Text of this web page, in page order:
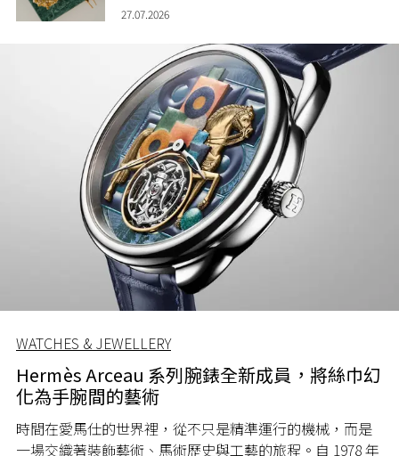
27.07.2026
WATCHES & JEWELLERY
Hermès Arceau 系列腕錶全新成員，將絲巾幻
化為手腕間的藝術
時間在愛馬仕的世界裡，從不只是精準運行的機械，而是
一場交織著裝飾藝術、馬術歷史與工藝的旅程。自 1978 年